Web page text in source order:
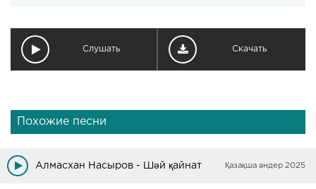
Слушать Скачать
Похожие песни
Алмасхан Насыров - Шәй қайнат Қазақша әндер 2025